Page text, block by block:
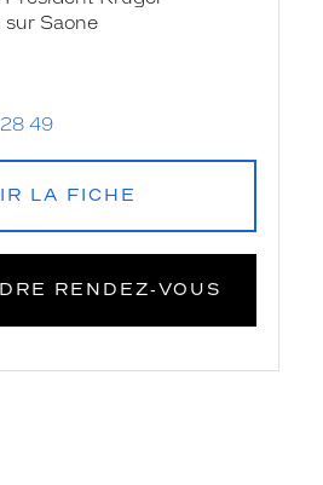
sur Saone
49
LA FICHE
RENDEZ‑VOUS